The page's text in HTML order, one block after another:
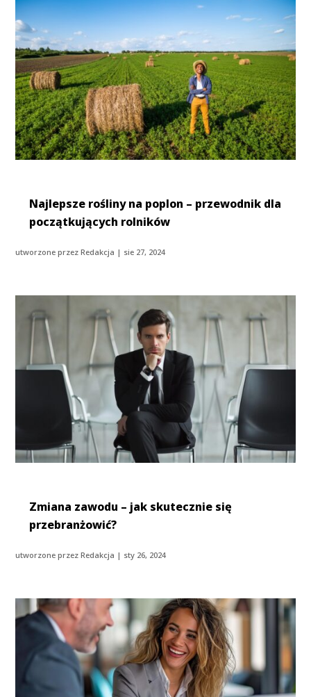
Najlepsze rośliny na poplon – przewodnik dla
początkujących rolników
utworzone przezRedakcja | sie 27, 2024
Zmiana zawodu – jak skutecznie się
przebranżowić?
utworzone przezRedakcja | sty 26, 2024